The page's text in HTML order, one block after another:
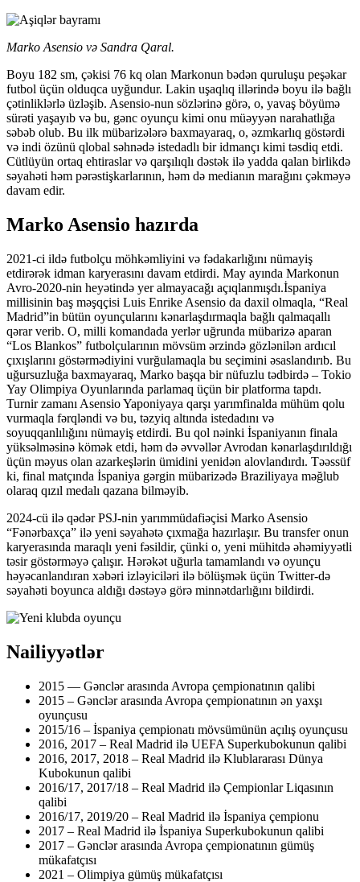
Marko Asensio və Sandra Qaral.
Boyu 182 sm, çəkisi 76 kq olan Markonun bədən quruluşu peşəkar
futbol üçün olduqca uyğundur. Lakin uşaqlıq illərində boyu ilə bağlı
çətinliklərlə üzləşib. Asensio-nun sözlərinə görə, o, yavaş böyümə
sürəti yaşayıb və bu, gənc oyunçu kimi onu müəyyən narahatlığa
səbəb olub. Bu ilk mübarizələrə baxmayaraq, o, əzmkarlıq göstərdi
və indi özünü qlobal səhnədə istedadlı bir idmançı kimi təsdiq etdi.
Cütlüyün ortaq ehtiraslar və qarşılıqlı dəstək ilə yadda qalan birlikdə
səyahəti həm pərəstişkarlarının, həm də medianın marağını çəkməyə
davam edir.
Marko Asensio hazırda
2021-ci ildə futbolçu möhkəmliyini və fədakarlığını nümayiş
etdirərək idman karyerasını davam etdirdi. May ayında Markonun
Avro-2020-nin heyətində yer almayacağı açıqlanmışdı.İspaniya
millisinin baş məşqçisi Luis Enrike Asensio da daxil olmaqla, “Real
Madrid”in bütün oyunçularını kənarlaşdırmaqla bağlı qalmaqallı
qərar verib. O, milli komandada yerlər uğrunda mübarizə aparan
“Los Blankos” futbolçularının mövsüm ərzində gözlənilən ardıcıl
çıxışlarını göstərmədiyini vurğulamaqla bu seçimini əsaslandırıb. Bu
uğursuzluğa baxmayaraq, Marko başqa bir nüfuzlu tədbirdə – Tokio
Yay Olimpiya Oyunlarında parlamaq üçün bir platforma tapdı.
Turnir zamanı Asensio Yaponiyaya qarşı yarımfinalda mühüm qolu
vurmaqla fərqləndi və bu, təzyiq altında istedadını və
soyuqqanlılığını nümayiş etdirdi. Bu qol nəinki İspaniyanın finala
yüksəlməsinə kömək etdi, həm də əvvəllər Avrodan kənarlaşdırıldığı
üçün məyus olan azarkeşlərin ümidini yenidən alovlandırdı. Təəssüf
ki, final matçında İspaniya gərgin mübarizədə Braziliyaya məğlub
olaraq qızıl medalı qazana bilməyib.
2024-cü ilə qədər PSJ-nin yarımmüdafiəçisi Marko Asensio
“Fənərbaxça” ilə yeni səyahətə çıxmağa hazırlaşır. Bu transfer onun
karyerasında maraqlı yeni fəsildir, çünki o, yeni mühitdə əhəmiyyətli
təsir göstərməyə çalışır. Hərəkət uğurla tamamlandı və oyunçu
həyəcanlandıran xəbəri izləyiciləri ilə bölüşmək üçün Twitter-də
səyahəti boyunca aldığı dəstəyə görə minnətdarlığını bildirdi.
Nailiyyətlər
2015 — Gənclər arasında Avropa çempionatının qalibi
2015 – Gənclər arasında Avropa çempionatının ən yaxşı
oyunçusu
2015/16 – İspaniya çempionatı mövsümünün açılış oyunçusu
2016, 2017 – Real Madrid ilə UEFA Superkubokunun qalibi
2016, 2017, 2018 – Real Madrid ilə Klublararası Dünya
Kubokunun qalibi
2016/17, 2017/18 – Real Madrid ilə Çempionlar Liqasının
qalibi
2016/17, 2019/20 – Real Madrid ilə İspaniya çempionu
2017 – Real Madrid ilə İspaniya Superkubokunun qalibi
2017 – Gənclər arasında Avropa çempionatının gümüş
mükafatçısı
2021 – Olimpiya gümüş mükafatçısı